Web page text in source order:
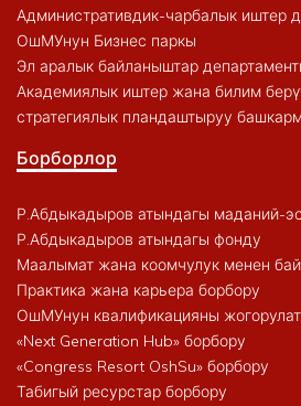
Административдик-чарбалык иштер
ОшМУнун Бизнес паркы
Эл аралык байланыштар
Академиялык иштер жана билим
стратегиялык пландаштыруу
Борборлор
Р.Абдыкадыров атындагы маданий-
Р.Абдыкадыров атындагы фонду
Маалымат жана коомчулук менен
Практика жана карьера борбору
ОшМУнун квалификацияны
«Next Generation Hub» борбору
«Congress Resort OshSu» борбору
Табигый ресурстар борбору